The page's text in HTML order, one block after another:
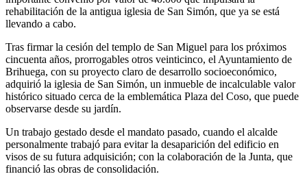
rehabilitación de la antigua iglesia de San Simón, que ya se está
llevando a cabo.
Tras firmar la cesión del templo de San Miguel para los próximos
cincuenta años, prorrogables otros veinticinco, el Ayuntamiento de
Brihuega, con su proyecto claro de desarrollo socioeconómico,
adquirió la iglesia de San Simón, un inmueble de incalculable valor
histórico situado cerca de la emblemática Plaza del Coso, que puede
observarse desde su jardín.
Un trabajo gestado desde el mandato pasado, cuando el alcalde
personalmente trabajó para evitar la desaparición del edificio en
visos de su futura adquisición; con la colaboración de la Junta, que
financió las obras de consolidación.